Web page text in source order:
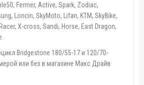
Fermer, Active, Spark, Zodiac,
Loncin, SkyMoto, Lifan, KTM, SkyBike,
X-cross, Sandi, Horse, East Dragon,
Bridgestone 180/55-17 и 120/70-
или без в магазине Макс Драйв